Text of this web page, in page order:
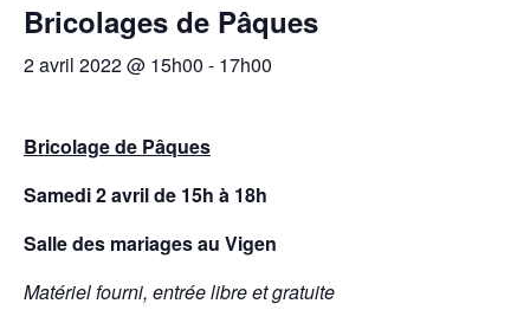
Bricolages de Pâques
2 avril 2022 @ 15h00 - 17h00
Bricolage de Pâques
Samedi 2 avril de 15h à 18h
Salle des mariages au Vigen
Matériel fourni, entrée libre et gratuite